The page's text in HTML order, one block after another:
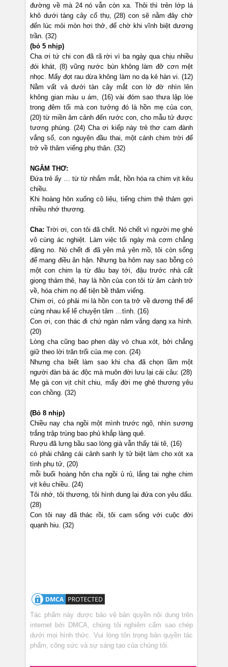
đường về mà 24 nó vẫn còn xa. Thôi thì trên lớp lá
khô dưới tàng cây cổ thụ, (28) con sẽ nằm đây chờ
đến lúc mỏi mòn hơi thở, để chờ khi vĩnh biệt dương
trần. (32)
(bỏ 5 nhịp)
Cha ơi tứ chi con đã rã rời vì ba ngày qua chịu nhiều
đói khát, (8) vũng nước bùn không làm đỡ cơn mệt
nhọc. Mấy đọt rau dừa không làm no dạ kẻ hàn vi. (12)
Nằm vất vả dưới tàn cây mắt con lờ đờ nhìn lên
không gian màu u ám, (16) vài đóm sao thưa lập lòe
trong đêm tối mà con tưởng đó là hồn mẹ của con,
(20) từ miền âm cảnh đến rước con, cho mẫu tử được
tương phùng. (24) Cha ơi kiếp này trẻ thơ cam đành
vắng số, con nguyện đầu thai, một cánh chim trời để
trở về thăm viếng phụ thân. (32)
NGÂM THƠ:
Đứa trẻ ấy … từ từ nhắm mắt, hồn hóa ra chim vịt kêu
chiều.
Khi hoàng hôn xuống cô liêu, tiếng chim thê thảm gợi
nhiều nhớ thương.
Cha: Trời ơi, con tôi đã chết. Nó chết vì người mẹ ghẻ
vô cùng ác nghiệt. Làm việc tối ngày mà cơm chẳng
đặng no. Nó chết đi đã yên mả yên mồ, tôi còn sống
để mang điều ân hận. Nhưng ba hôm nay sao bỗng có
một con chim lạ từ đâu bay tới, đậu trước nhà cất
giọng thảm thê, hay là hồn của con tôi từ âm cảnh trở
về, hóa chim nọ để tiện bề thăm viếng.
Chim ơi, có phải mi là hồn con ta trở về dương thế để
cùng nhau kể lể chuyện tâm …tình. (16)
Con ơi, con thác đi chứ ngàn năm vắng dạng xa hình.
(20)
Lòng cha cũng bao phen dày vò chua xót, bởi chẳng
giữ theo lời trăn trối của mẹ con. (24)
Nhưng cha biết làm sao khi cha đã chọn lầm một
người đàn bà ác độc mà muôn đời lưu lại cái câu: (28)
Mẹ gà con vịt chít chiu, mấy đời mẹ ghẻ thương yêu
con chồng. (32)
(Bỏ 8 nhịp)
Chiều nay cha ngồi một mình trước ngõ, nhìn sương
trắng trập trùng bao phủ khắp làng quê.
Rượu đã lưng bầu sao lòng già vẫn thấy tái tê, (16)
có phải chăng cái cảnh sanh ly tử biệt làm cho xót xa
tình phụ tử, (20)
mỗi buổi hoàng hôn cha ngồi ủ rủ, lắng tai nghe chim
vịt kêu chiều. (24)
Tôi nhớ, tôi thương, tôi hình dung lại đứa con yêu dấu.
(28)
Con tôi nay đã thác rồi, tôi cam sống với cuộc đời
quạnh hiu. (32)
Tác phẩm này được bảo vệ bản quyền nội dung trên
internet bởi DMCA, chúng tôi nghiêm cấm sao chép
dưới mọi hình thức. Vui lòng tôn trọng bản quyền tác
phẩm, công sức và sự sáng tạo của chúng tôi.